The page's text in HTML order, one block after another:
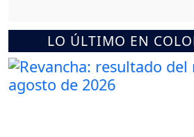
LO ÚLTIMO EN